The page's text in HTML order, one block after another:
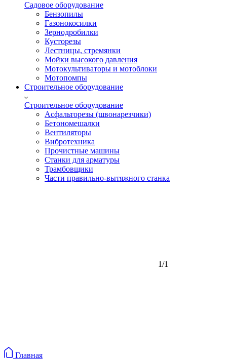
Садовое оборудование
Бензопилы
Газонокосилки
Зернодробилки
Кусторезы
Лестницы, стремянки
Мойки высокого давления
Мотокультиваторы и мотоблоки
Мотопомпы
Строительное оборудование
Строительное оборудование
Асфальторезы (швонарезчики)
Бетономешалки
Вентиляторы
Вибротехника
Прочистные машины
Станки для арматуры
Трамбовщики
Части правильно-вытяжного станка
1/1
Главная